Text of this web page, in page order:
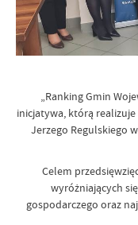
„Ranking Gmin
inicjatywa, którą
Jerzego Regulskiego
Celem
wyróżniających
gospodarczego oraz